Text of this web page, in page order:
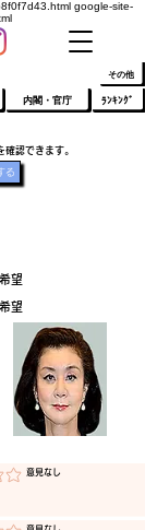
google-site-
ﾗﾝｷﾝｸﾞ
内閣・官庁
その他
確認できます。
る
望
望
​意見なし